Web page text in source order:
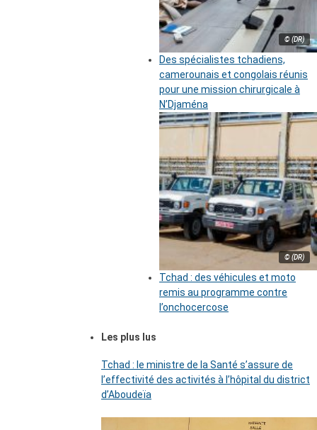
© (DR)
Des spécialistes tchadiens,
camerounais et congolais réunis
pour une mission chirurgicale à
N’Djaména
© (DR)
Tchad : des véhicules et moto
remis au programme contre
l’onchocercose
Les plus lus
Tchad : le ministre de la Santé s’assure de
l’effectivité des activités à l’hôpital du district
d’Aboudeïa